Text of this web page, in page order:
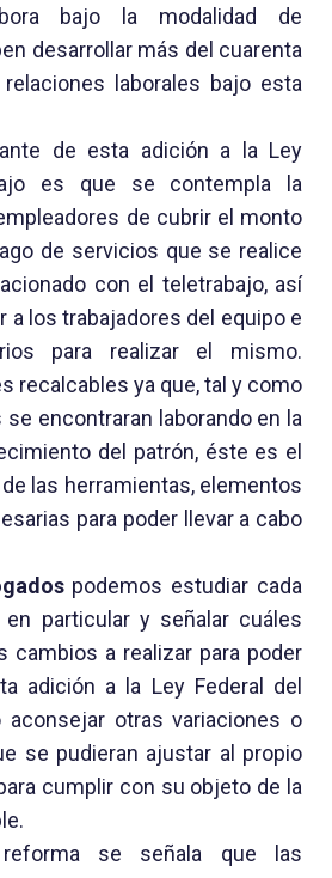
bajo la modalidad de
desarrollar más del cuarenta
laborales bajo esta
de esta adición a la Ley
es que se contempla la
de cubrir el monto
de servicios que se realice
con el teletrabajo, así
a los trabajadores del equipo e
para realizar el mismo.
recalcables ya que, tal y como
encontraran laborando en la
del patrón, éste es el
las herramientas, elementos
para poder llevar a cabo
podemos estudiar cada
particular y señalar cuáles
cambios a realizar para poder
adición a la Ley Federal del
aconsejar otras variaciones o
se pudieran ajustar al propio
cumplir con su objeto de la
se señala que las